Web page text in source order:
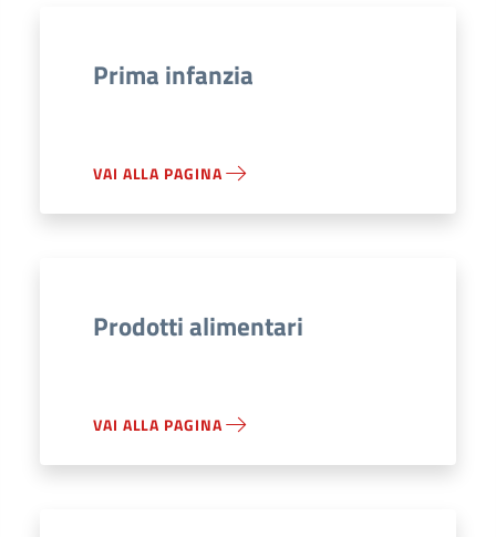
Prima infanzia
VAI ALLA PAGINA
Prodotti alimentari
VAI ALLA PAGINA